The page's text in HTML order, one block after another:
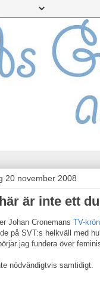
20 november 2008
är inte ett
Johan Cronemans TV-
på SVT:s helkväll med
jag fundera över
nödvändigtvis samtidigt.